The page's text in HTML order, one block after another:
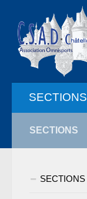
SECTIONS
SECTIONS
SECTIONS